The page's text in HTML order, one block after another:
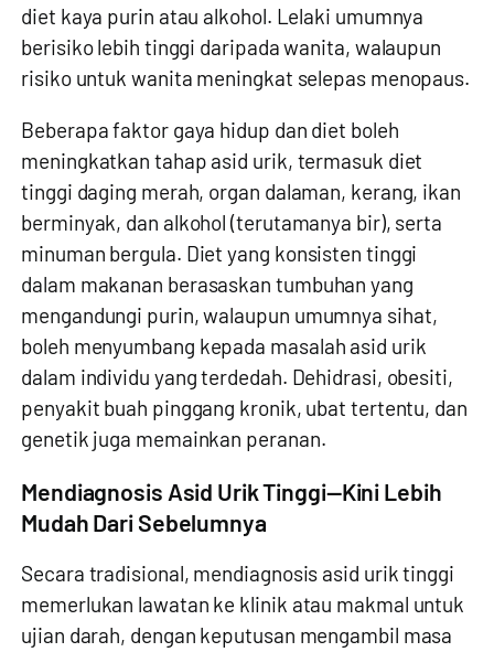
diet kaya purin atau alkohol. Lelaki umumnya
berisiko lebih tinggi daripada wanita, walaupun
risiko untuk wanita meningkat selepas menopaus.
Beberapa faktor gaya hidup dan diet boleh
meningkatkan tahap asid urik, termasuk diet
tinggi daging merah, organ dalaman, kerang, ikan
berminyak, dan alkohol (terutamanya bir), serta
minuman bergula. Diet yang konsisten tinggi
dalam makanan berasaskan tumbuhan yang
mengandungi purin, walaupun umumnya sihat,
boleh menyumbang kepada masalah asid urik
dalam individu yang terdedah. Dehidrasi, obesiti,
penyakit buah pinggang kronik, ubat tertentu, dan
genetik juga memainkan peranan.
Mendiagnosis Asid Urik Tinggi—Kini Lebih
Mudah Dari Sebelumnya
Secara tradisional, mendiagnosis asid urik tinggi
memerlukan lawatan ke klinik atau makmal untuk
ujian darah, dengan keputusan mengambil masa